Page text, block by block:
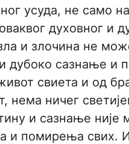
усуда, не само
духовног и
и злочина не
дубоко сазнање и
свиета и од
нема ничег
и сазнање није
и помирења свих.